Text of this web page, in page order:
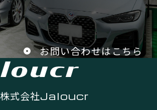
お問い合わせはこちら
株式会社Jaloucr